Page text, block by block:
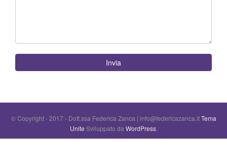
Invia
© Copyright - 2017 - Dott.ssa Federica Zanca | info@federicazanca.itTema
Unite Sviluppato da WordPress.